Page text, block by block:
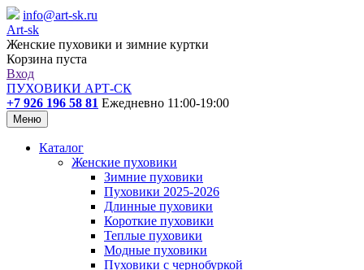
info@art-sk.ru
Art-sk
Женские пуховики и зимние куртки
Корзина пуста
Вход
ПУХОВИКИ АРТ-СК
+7 926 196 58 81 Ежедневно 11:00-19:00
Меню
Каталог
Женские пуховики
Зимние пуховики
Пуховики 2025-2026
Длинные пуховики
Короткие пуховики
Теплые пуховики
Модные пуховики
Пуховики с чернобуркой